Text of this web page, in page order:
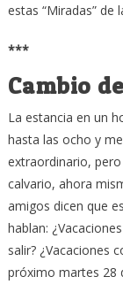
estas “Miradas” de
***
Cambio
La estancia en un
hasta las ocho y
extraordinario,
calvario, ahora
amigos dicen que
hablan:
salir? ¿Vacaciones
próximo martes 28